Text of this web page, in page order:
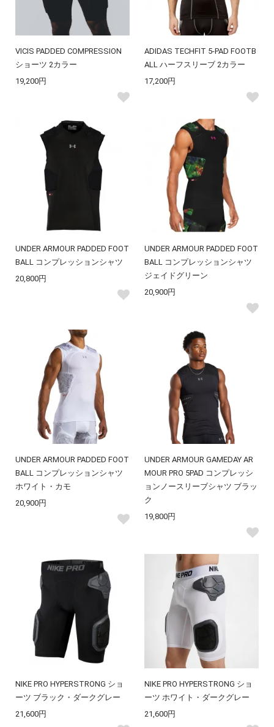
VICIS PADDED COMPRESSION
ショーツ 2カラー
19,200円
ADIDAS TECHFIT 5-PAD FOOTB
ALL ハーフスリーブ 2カラー
17,200円
UNDER ARMOUR PADDED FOOT
BALL コンプレッションシャツ
20,800円
UNDER ARMOUR PADDED FOOT
BALL コンプレッションシャツ
ジェイドグリーン
20,900円
UNDER ARMOUR PADDED FOOT
BALL コンプレッションシャツ
ホワイト・カモ
20,900円
UNDER ARMOUR GAMEDAY AR
MOUR PRO 5PAD コンプレッシ
ョンノースリーブシャツ ブラッ
ク
19,800円
NIKE PRO HYPERSTRONG ショ
ーツ ブラック・ダークグレー
21,600円
NIKE PRO HYPERSTRONG ショ
ーツ ホワイト・ダークグレー
21,600円